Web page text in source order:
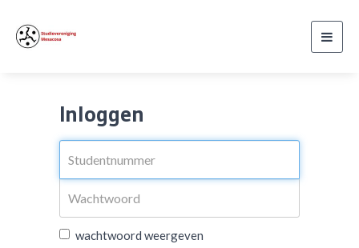
Inloggen
wachtwoord weergeven